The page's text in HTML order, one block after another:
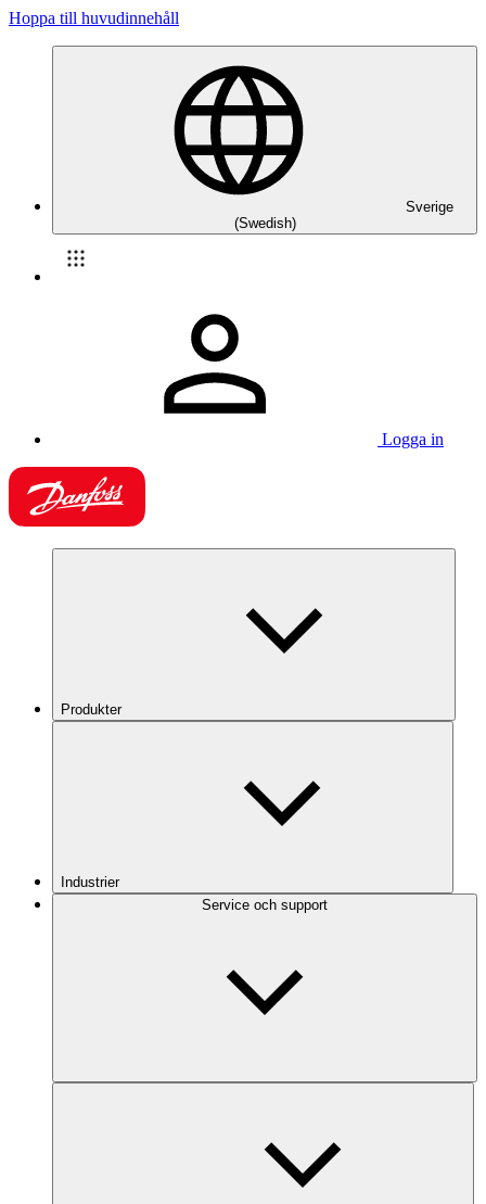
Hoppa till huvudinnehåll
Sverige
(Swedish)
Logga in
Produkter
Industrier
Service och support